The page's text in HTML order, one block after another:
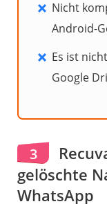
Nicht
Android-
Es ist
Google
3
gelöschte
WhatsApp